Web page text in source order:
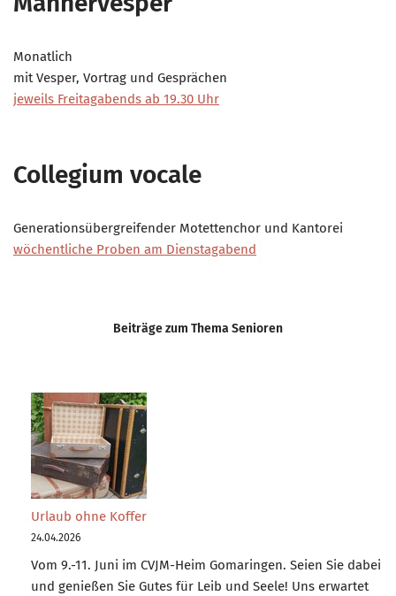
Monatlich
mit Vesper, Vortrag und Gesprächen
jeweils Freitagabends ab 19.30 Uhr
Collegium vocale
Generationsübergreifender Motettenchor und Kantorei
wöchentliche Proben am Dienstagabend
Beiträge zum Thema Senioren
Urlaub ohne Koffer
24.04.2026
Vom 9.-11. Juni im CVJM-Heim Gomaringen. Seien Sie dabei
und genießen Sie Gutes für Leib und Seele! Uns erwartet